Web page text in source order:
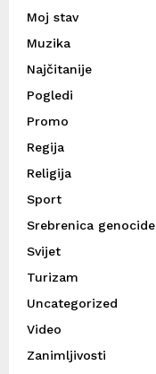
Moj stav
Muzika
Najčitanije
Pogledi
Promo
Regija
Religija
Sport
Srebrenica genocide
Svijet
Turizam
Uncategorized
Video
Zanimljivosti